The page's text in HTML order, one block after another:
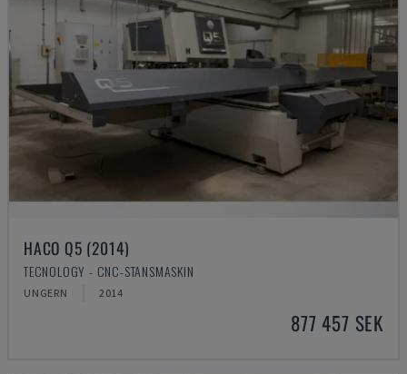
HACO Q5 (2014)
TECNOLOGY - CNC-STANSMASKIN
UNGERN 2014
877 457 SEK